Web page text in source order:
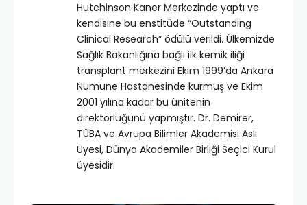
Hutchinson Kaner Merkezinde yaptı ve
kendisine bu enstitüde “Outstanding
Clinical Research” ödülü verildi. Ülkemizde
Sağlık Bakanlığına bağlı ilk kemik iliği
transplant merkezini Ekim 1999’da Ankara
Numune Hastanesinde kurmuş ve Ekim
2001 yılına kadar bu ünitenin
direktörlüğünü yapmıştır. Dr. Demirer,
TÜBA ve Avrupa Bilimler Akademisi Asli
Üyesi, Dünya Akademiler Birliği Seçici Kurul
üyesidir.